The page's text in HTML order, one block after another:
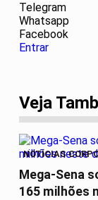
Telegram
Whatsapp
Facebook
Entrar
Veja
NOTÍCIAS
Mega-Sena
165 milhões